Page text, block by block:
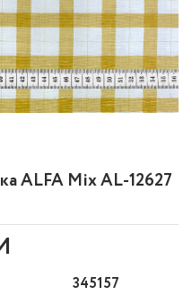
ALFA Mix AL-12627
345157